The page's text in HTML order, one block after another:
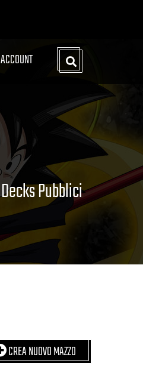
ACCOUNT
Decks Pubblici
CREA NUOVO MAZZO